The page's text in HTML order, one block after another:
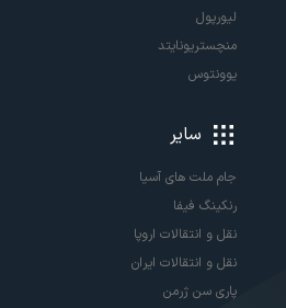
لیورپول
منچستریونایتد
یوونتوس
سایر
جام ملت های آسیا
رنکینگ فیفا
نقل و انتقالات اروپا
نقل و انتقالات ایران
پاری سن ژرمن